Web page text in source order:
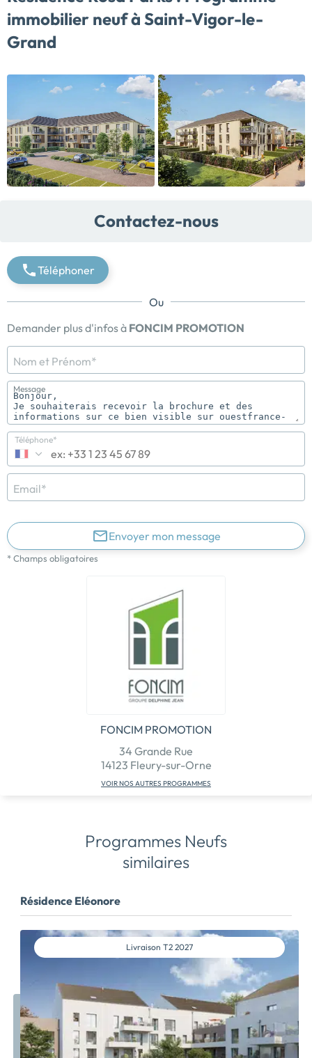
immobilier neuf à Saint-Vigor-le-
Grand
Contactez-nous
FONCIM PROMOTION
34 Grande Rue
14123 Fleury-sur-Orne
VOIR NOS AUTRES PROGRAMMES
Téléphoner
Ou
Demander plus d'infos à FONCIM PROMOTION
Nom et Prénom*
Message
Téléphone*
Email*
Envoyer mon message
* Champs obligatoires
Programmes Neufs
similaires
Résidence Eléonore
Livraison T2 2027